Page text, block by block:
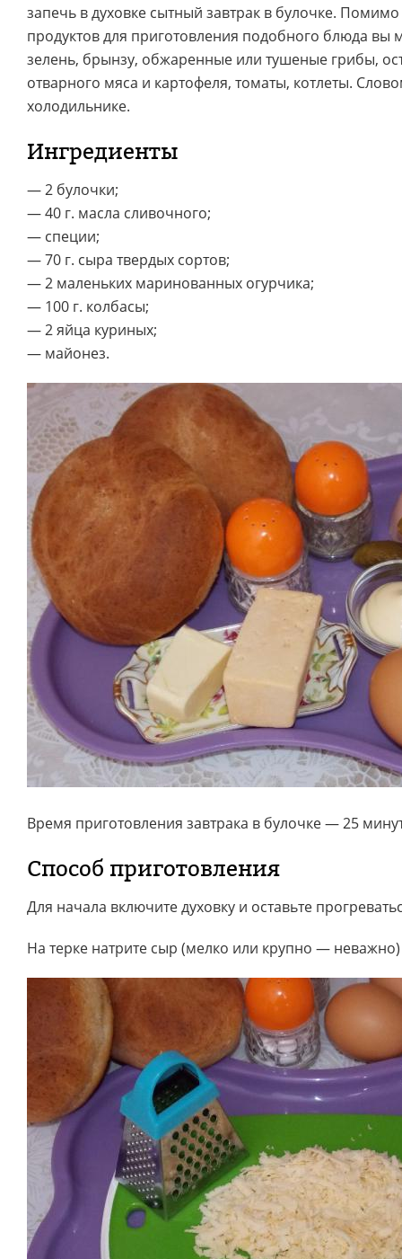
запечь в духовке сытный завтрак в булочке.
продуктов для приготовления подобного блюда вы
зелень, брынзу, обжаренные или тушеные грибы,
отварного мяса и картофеля, томаты, котлеты.
холодильнике.
Ингредиенты
— 2 булочки;
— 40 г. масла сливочного;
— специи;
— 70 г. сыра твердых сортов;
— 2 маленьких маринованных огурчика;
— 100 г. колбасы;
— 2 яйца куриных;
— майонез.
Время приготовления завтрака в булочке — 25
Способ приготовления
Для начала включите духовку и оставьте
На терке натрите сыр (мелко или крупно — неважно)